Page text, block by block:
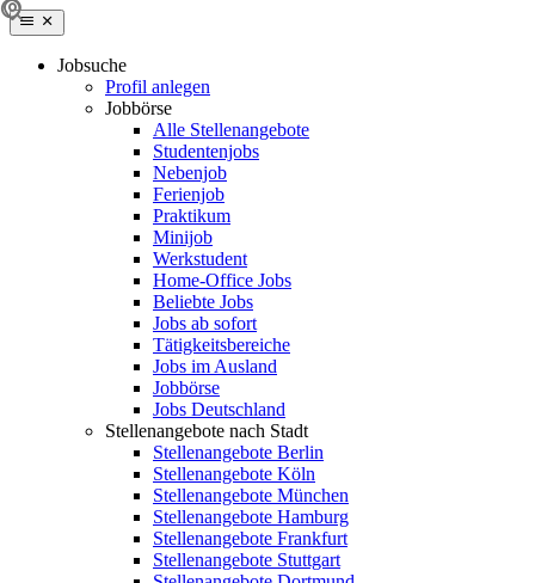
Jobsuche
Profil anlegen
Jobbörse
Alle Stellenangebote
Studentenjobs
Nebenjob
Ferienjob
Praktikum
Minijob
Werkstudent
Home-Office Jobs
Beliebte Jobs
Jobs ab sofort
Tätigkeitsbereiche
Jobs im Ausland
Jobbörse
Jobs Deutschland
Stellenangebote nach Stadt
Stellenangebote Berlin
Stellenangebote Köln
Stellenangebote München
Stellenangebote Hamburg
Stellenangebote Frankfurt
Stellenangebote Stuttgart